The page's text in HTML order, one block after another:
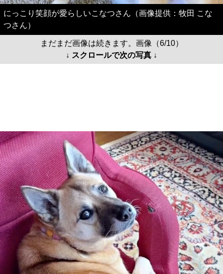
にっこり笑顔が愛らしいこなつさん（画像提供：牧田 こな
つさん）
まだまだ画像は続きます。画像（6/10）
↓ スクロールで次の写真 ↓